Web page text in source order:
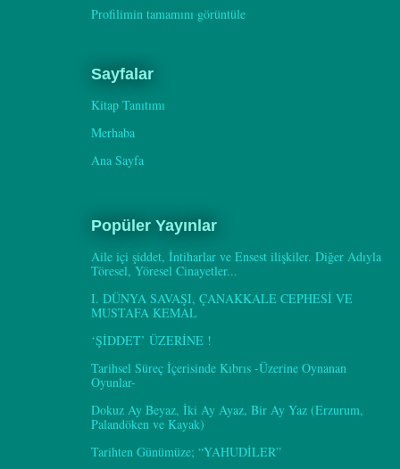
Profilimin tamamını görüntüle
Sayfalar
Kitap Tanıtımı
Merhaba
Ana Sayfa
Popüler Yayınlar
Aile içi şiddet, İntiharlar ve Ensest ilişkiler. Diğer Adıyla
Töresel, Yöresel Cinayetler...
I. DÜNYA SAVAŞI, ÇANAKKALE CEPHESİ VE
MUSTAFA KEMAL
‘ŞİDDET’ ÜZERİNE !
Tarihsel Süreç İçerisinde Kıbrıs -Üzerine Oynanan
Oyunlar-
Dokuz Ay Beyaz, İki Ay Ayaz, Bir Ay Yaz (Erzurum,
Palandöken ve Kayak)
Tarihten Günümüze; “YAHUDİLER”